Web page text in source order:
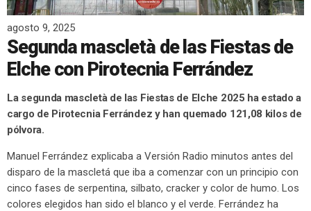
agosto 9, 2025
Segunda mascletà de las Fiestas de
Elche con Pirotecnia Ferrández
La segunda mascletà de las Fiestas de Elche 2025 ha estado a
cargo de Pirotecnia Ferrández y han quemado 121,08 kilos de
pólvora.
Manuel Ferrández explicaba a Versión Radio minutos antes del
disparo de la mascletá que iba a comenzar con un principio con
cinco fases de serpentina, silbato, cracker y color de humo. Los
colores elegidos han sido el blanco y el verde. Ferrández ha